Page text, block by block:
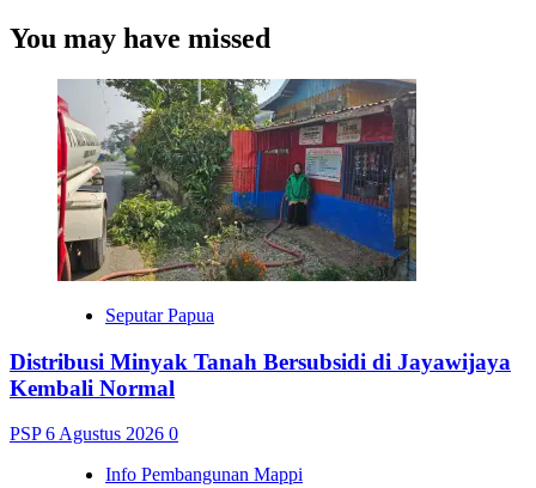
You may have missed
Seputar Papua
Distribusi Minyak Tanah Bersubsidi di Jayawijaya
Kembali Normal
PSP6 Agustus 2026 0
Info Pembangunan Mappi